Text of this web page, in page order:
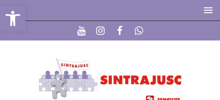
Abrir a barra de ferramentas